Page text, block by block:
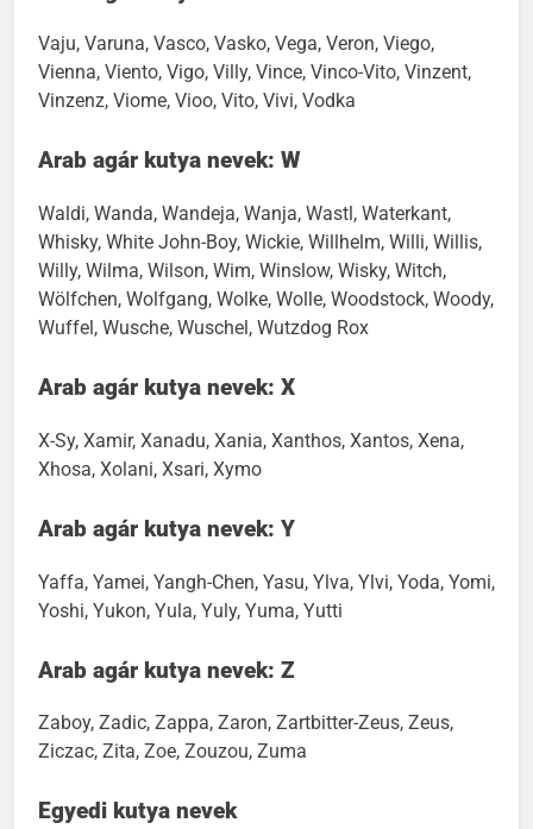
Vaju, Varuna, Vasco, Vasko, Vega, Veron, Viego,
Vienna, Viento, Vigo, Villy, Vince, Vinco-Vito, Vinzent,
Vinzenz, Viome, Vioo, Vito, Vivi, Vodka
Arab agár kutya nevek: W
Waldi, Wanda, Wandeja, Wanja, Wastl, Waterkant,
Whisky, White John-Boy, Wickie, Willhelm, Willi, Willis,
Willy, Wilma, Wilson, Wim, Winslow, Wisky, Witch,
Wölfchen, Wolfgang, Wolke, Wolle, Woodstock, Woody,
Wuffel, Wusche, Wuschel, Wutzdog Rox
Arab agár kutya nevek: X
X-Sy, Xamir, Xanadu, Xania, Xanthos, Xantos, Xena,
Xhosa, Xolani, Xsari, Xymo
Arab agár kutya nevek: Y
Yaffa, Yamei, Yangh-Chen, Yasu, Ylva, Ylvi, Yoda, Yomi,
Yoshi, Yukon, Yula, Yuly, Yuma, Yutti
Arab agár kutya nevek: Z
Zaboy, Zadic, Zappa, Zaron, Zartbitter-Zeus, Zeus,
Ziczac, Zita, Zoe, Zouzou, Zuma
Egyedi kutya nevek